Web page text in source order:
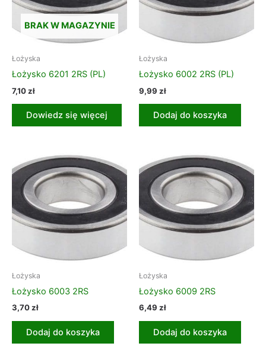
BRAK W MAGAZYNIE
Łożyska
Łożysko 6201 2RS (PL)
7,10zł
Dowiedz się więcej
Łożyska
Łożysko 6002 2RS (PL)
9,99 zł
Dodaj do koszyka
Łożyska
Łożysko 6003 2RS
3,70zł
Dodaj do koszyka
Łożyska
Łożysko 6009 2RS
6,49 zł
Dodaj do koszyka